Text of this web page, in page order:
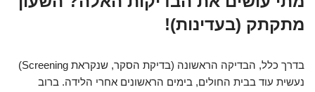
מתקתק (בעדינות)!
בדרך כלל, הבדיקה הראשונה (בדיקת הסקר, שנקראת Screening)
נעשית עוד בבית החולים, בימים הראשונים אחרי הלידה. ברוב